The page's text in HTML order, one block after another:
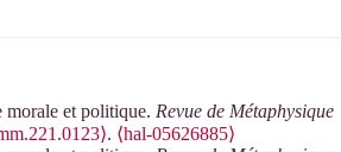
et politique. Revue de Métaphysique
. ⟨hal-05626885⟩